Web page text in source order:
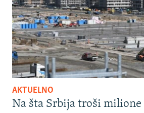
AKTUELNO
Na šta Srbija troši milione